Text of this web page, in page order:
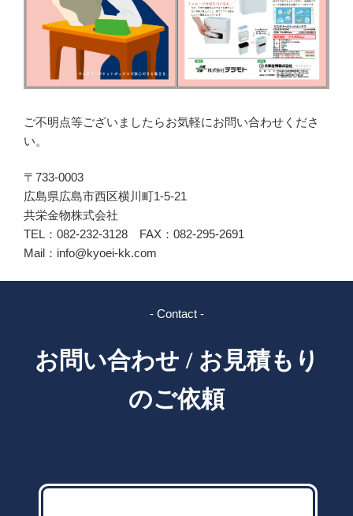
ご不明点等ございましたらお気軽にお問い合わせくださ
い。
〒733-0003
広島県広島市西区横川町1-5-21
共栄金物株式会社
TEL：082-232-3128 FAX：082-295-2691
Mail：info@kyoei-kk.com
- Contact -
お問い合わせ / お見積もり
のご依頼